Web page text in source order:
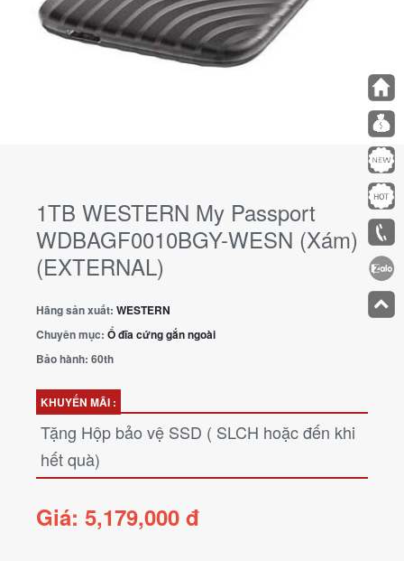
1TB WESTERN My Passport
WDBAGF0010BGY-WESN (Xám)
(EXTERNAL)
Hãng sản xuất: WESTERN
Chuyên mục: Ổ đĩa cứng gắn ngoài
Bảo hành: 60th
KHUYẾN MÃI :
Tặng Hộp bảo vệ SSD ( SLCH hoặc đến khi
hết quà)
Giá: 5,179,000 đ